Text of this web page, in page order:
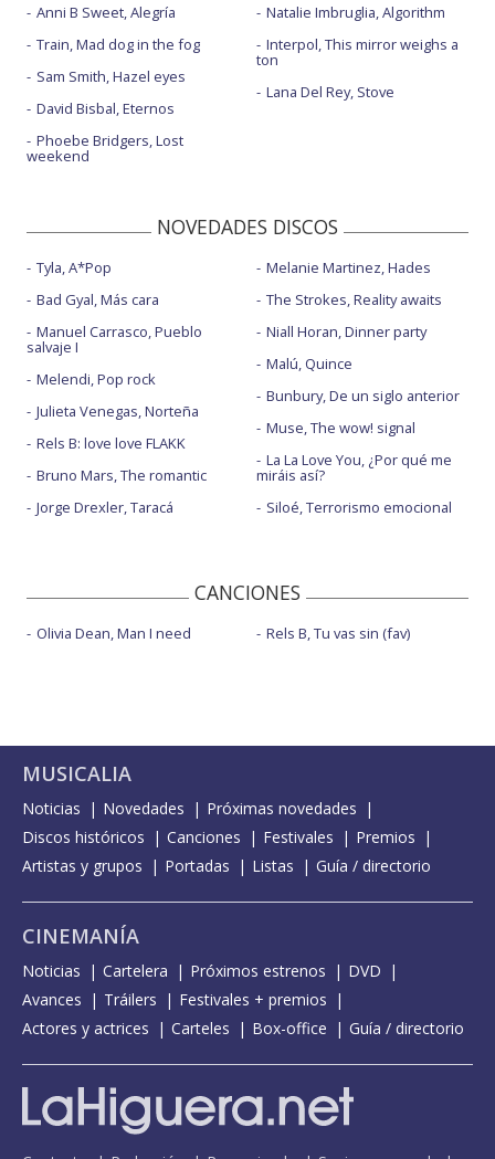
Anni B Sweet, Alegría
Train, Mad dog in the fog
Sam Smith, Hazel eyes
David Bisbal, Eternos
Phoebe Bridgers, Lost
weekend
Natalie Imbruglia, Algorithm
Interpol, This mirror weighs a
ton
Lana Del Rey, Stove
NOVEDADES DISCOS
Tyla, A*Pop
Bad Gyal, Más cara
Manuel Carrasco, Pueblo
salvaje I
Melendi, Pop rock
Julieta Venegas, Norteña
Rels B: love love FLAKK
Bruno Mars, The romantic
Jorge Drexler, Taracá
Melanie Martinez, Hades
The Strokes, Reality awaits
Niall Horan, Dinner party
Malú, Quince
Bunbury, De un siglo anterior
Muse, The wow! signal
La La Love You, ¿Por qué me
miráis así?
Siloé, Terrorismo emocional
CANCIONES
Olivia Dean, Man I need Rels B, Tu vas sin (fav)
MUSICALIA
Noticias Novedades
Próximas novedades
Discos históricos
Canciones Festivales
Premios
Artistas y grupos
Portadas Listas Guía / directorio
CINEMANÍA
Noticias Cartelera Próximos estrenos
DVD
Avances
Tráilers
Festivales + premios
Actores y actrices
Carteles Box-office Guía / directorio